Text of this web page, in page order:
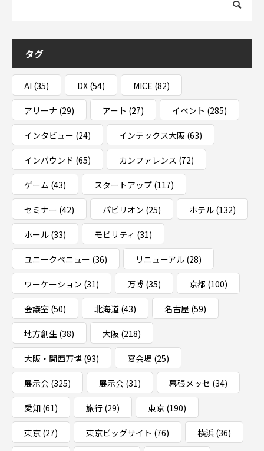
タグ
AI (35) DX (54) MICE (82)
アリーナ (29) アート (27) イベント (285)
インタビュー (24) インテックス大阪 (63)
インバウンド (65) カンファレンス (72)
ゲーム (43) スタートアップ (117)
セミナー (42) パビリオン (25) ホテル (132)
ホール (33) モビリティ (31)
ユニークベニュー (36) リニューアル (28)
ワーケーション (31) 万博 (35) 京都 (100)
会議室 (50) 北海道 (43) 名古屋 (59)
地方創生 (38) 大阪 (218)
大阪・関西万博 (93) 宴会場 (25)
展示会 (325) 展示会 (31) 幕張メッセ (34)
愛知 (61) 旅行 (29) 東京 (190)
東京 (27) 東京ビッグサイト (76) 横浜 (36)